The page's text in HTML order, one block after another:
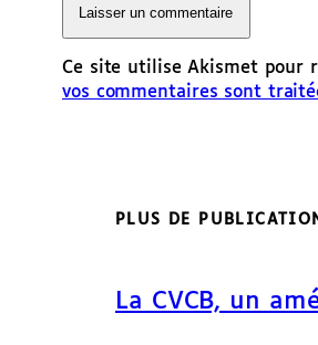
Ce site utilise Akismet pour
vos commentaires sont
PLUS DE
La CVCB, un